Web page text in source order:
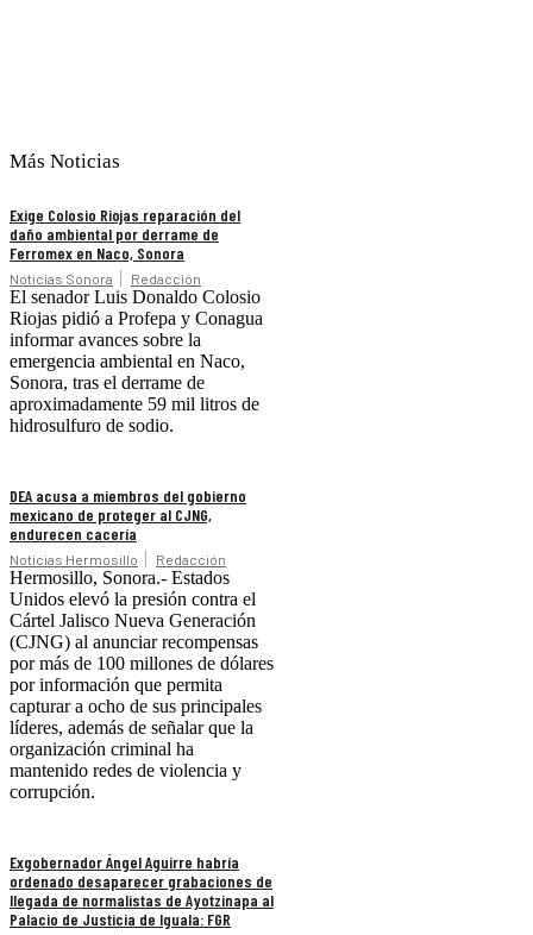
Más Noticias
Exige Colosio Riojas reparación del
daño ambiental por derrame de
Ferromex en Naco, Sonora
Noticias Sonora Redacción
El senador Luis Donaldo Colosio
Riojas pidió a Profepa y Conagua
informar avances sobre la
emergencia ambiental en Naco,
Sonora, tras el derrame de
aproximadamente 59 mil litros de
hidrosulfuro de sodio.
DEA acusa a miembros del gobierno
mexicano de proteger al CJNG,
endurecen cacería
Noticias Hermosillo Redacción
Hermosillo, Sonora.- Estados
Unidos elevó la presión contra el
Cártel Jalisco Nueva Generación
(CJNG) al anunciar recompensas
por más de 100 millones de dólares
por información que permita
capturar a ocho de sus principales
líderes, además de señalar que la
organización criminal ha
mantenido redes de violencia y
corrupción.
Exgobernador Ángel Aguirre habría
ordenado desaparecer grabaciones de
llegada de normalistas de Ayotzinapa al
Palacio de Justicia de Iguala: FGR